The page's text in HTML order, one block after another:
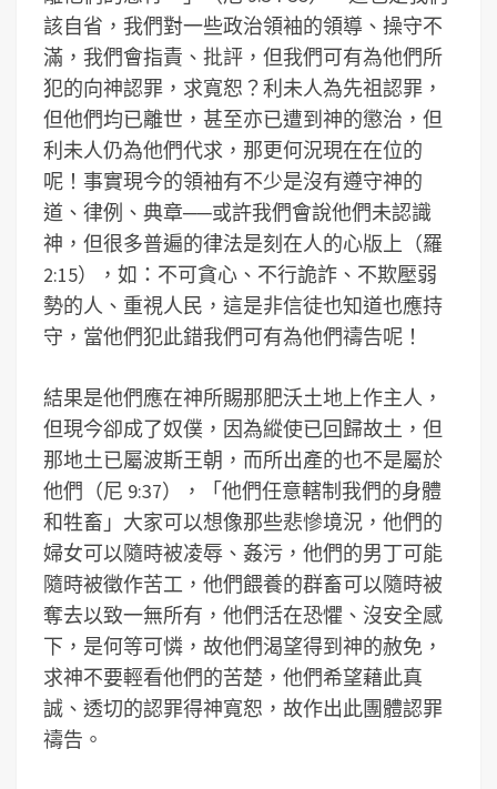
該自省，我們對一些政治領袖的領導、操守不
滿，我們會指責、批評，但我們可有為他們所
犯的向神認罪，求寬恕？利未人為先祖認罪，
但他們均已離世，甚至亦已遭到神的懲治，但
利未人仍為他們代求，那更何況現在在位的
呢！事實現今的領袖有不少是沒有遵守神的
道、律例、典章──或許我們會說他們未認識
神，但很多普遍的律法是刻在人的心版上（羅
2:15），如：不可貪心、不行詭詐、不欺壓弱
勢的人、重視人民，這是非信徒也知道也應持
守，當他們犯此錯我們可有為他們禱告呢！
結果是他們應在神所賜那肥沃土地上作主人，
但現今卻成了奴僕，因為縱使已回歸故土，但
那地土已屬波斯王朝，而所出產的也不是屬於
他們（尼 9:37），「他們任意轄制我們的身體
和牲畜」大家可以想像那些悲慘境況，他們的
婦女可以隨時被凌辱、姦污，他們的男丁可能
隨時被徵作苦工，他們餵養的群畜可以隨時被
奪去以致一無所有，他們活在恐懼、沒安全感
下，是何等可憐，故他們渴望得到神的赦免，
求神不要輕看他們的苦楚，他們希望藉此真
誠、透切的認罪得神寬恕，故作出此團體認罪
禱告。